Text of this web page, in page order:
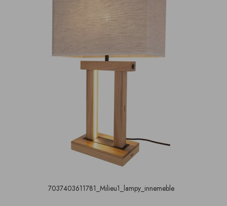
7037403611781_Milieu1_lampy_innemeble